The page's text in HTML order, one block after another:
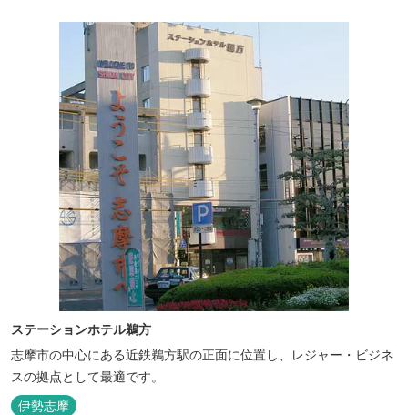
ステーションホテル鵜方
志摩市の中心にある近鉄鵜方駅の正面に位置し、レジャー・ビジネ
スの拠点として最適です。
伊勢志摩